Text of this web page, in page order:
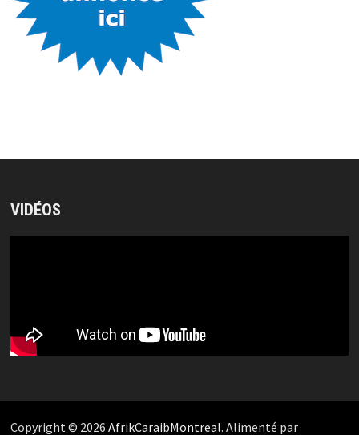
VIDÉOS
Copyright © 2026 AfrikCaraibMontreal. Alimenté par